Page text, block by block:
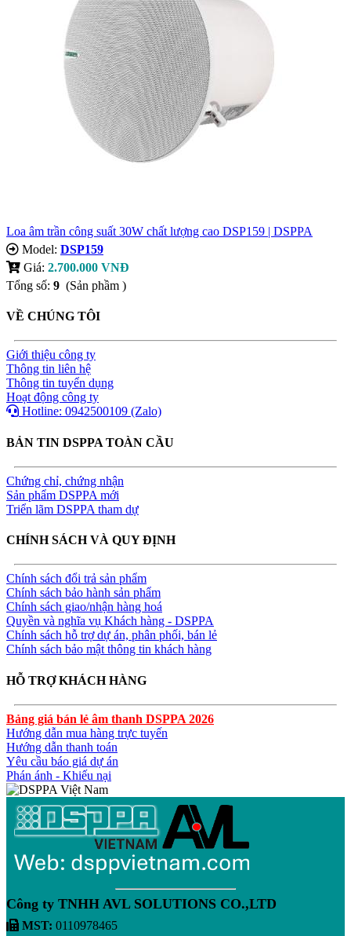
Loa âm trần công suất 30W chất lượng cao DSP159 | DSPPA
Model: DSP159
Giá: 2.700.000 VNĐ
Tổng số: 9 (Sản phầm )
VỀ CHÚNG TÔI
Giới thiệu công ty
Thông tin liên hệ
Thông tin tuyển dụng
Hoạt động công ty
Hotline: 0942500109 (Zalo)
BẢN TIN DSPPA TOÀN CẦU
Chứng chỉ, chứng nhận
Sản phẩm DSPPA mới
Triển lãm DSPPA tham dự
CHÍNH SÁCH VÀ QUY ĐỊNH
Chính sách đổi trả sản phẩm
Chính sách bảo hành sản phẩm
Chính sách giao/nhận hàng hoá
Quyền và nghĩa vụ Khách hàng - DSPPA
Chính sách hỗ trợ dự án, phân phối, bán lẻ
Chính sách bảo mật thông tin khách hàng
HỖ TRỢ KHÁCH HÀNG
Bảng giá bán lẻ âm thanh DSPPA 2026
Hướng dẫn mua hàng trực tuyến
Hướng dẫn thanh toán
Yêu cầu báo giá dự án
Phán ánh - Khiếu nại
Công ty TNHH AVL SOLUTIONS CO.,LTD
MST: 0110978465